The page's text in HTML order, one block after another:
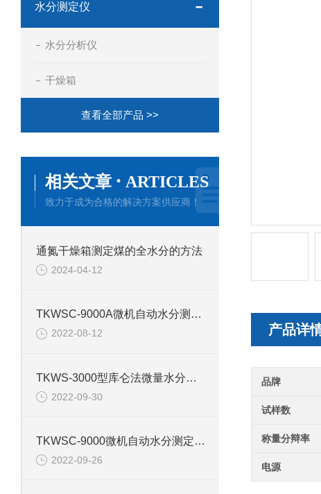
产品详
品牌
试样数
称量分辩率
电源
水分测定仪
水分分析仪
干燥箱
查看全部产品 >>
相关文章 · ARTICLES
致力于成为合格的解决方案供应商！
通氮干燥箱测定煤的全水分的方法
2024-04-12
TKWSC-9000A微机自动水分测定仪的技术参数
2022-08-12
TKWS-3000型库仑法微量水分测定仪产品介绍
2022-09-30
TKWSC-9000微机自动水分测定仪的产品介绍
2022-09-26